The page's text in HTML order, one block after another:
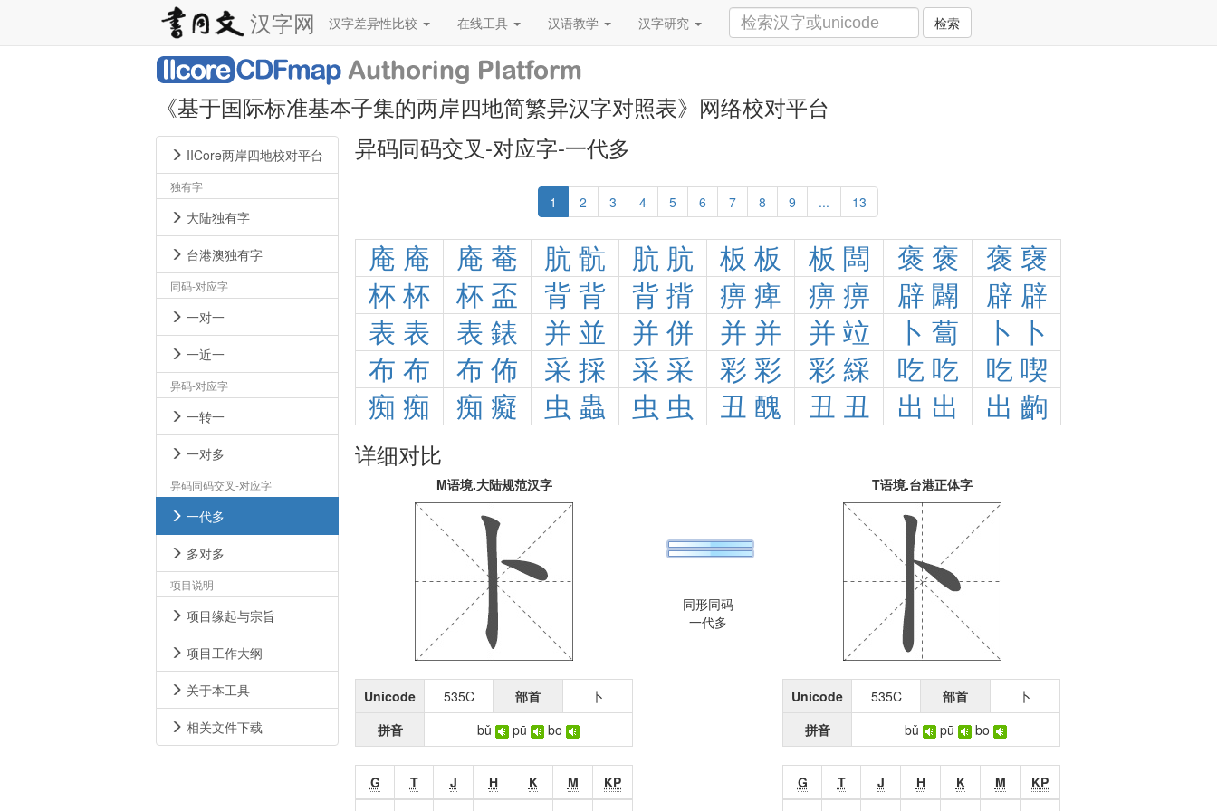
汉字网 汉字差异性比较 在线工具 汉语教学 汉字研究 检索
《基于国际标准基本子集的两岸四地简繁异汉字对照表》网络校对平台
IICore两岸四地校对平台
独有字
大陆独有字
台港澳独有字
同码-对应字
一对一
一近一
异码-对应字
一转一
一对多
异码同码交叉-对应字
一代多
多对多
项目说明
项目缘起与宗旨
项目工作大纲
关于本工具
相关文件下载
异码同码交叉-对应字-一代多
1 2 3 4 5 6 7 8 9 ... 13
庵 庵 庵 菴 肮 骯 肮 肮 板 板 板 闆 褒 褒 褒 襃
杯 杯 杯 盃 背 背 背 揹 痹 痺 痹 痹 辟 闢 辟 辟
表 表 表 錶 并 並 并 併 并 并 并 竝 卜 蔔 卜
卜
布 布 布 佈 采 採 采 采 彩 彩 彩 綵 吃 吃 吃 喫
痴 痴 痴 癡 虫 蟲 虫 虫 丑 醜 丑 丑 出 出 出 齣
详细对比
M语境.大陆规范汉字
Unicode 535C 部首
卜
拼音
bǔ pū bo
G T J H K M
KP
同形同码
一代多
T语境.台港正体字
Unicode 535C 部首
卜
拼音
bǔ pū bo
G T J H K M
KP